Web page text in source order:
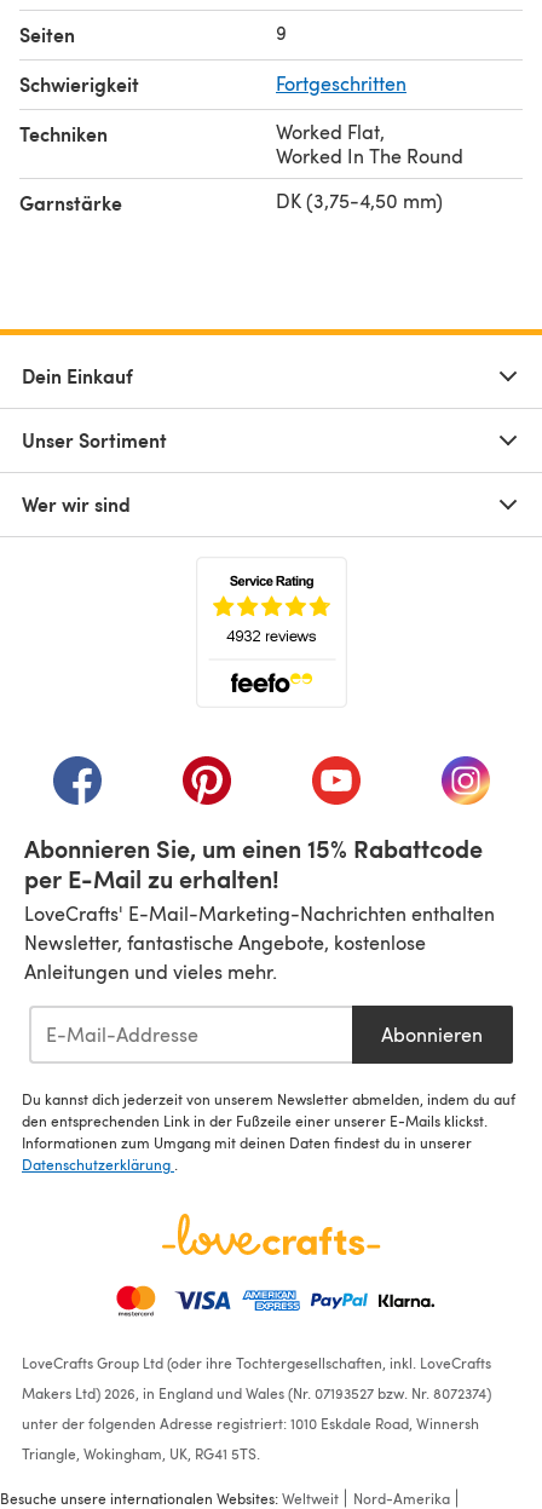
Seiten 9
Schwierigkeit Fortgeschritten
Techniken Worked Flat,
Worked In The Round
Garnstärke DK (3,75-4,50 mm)
Dein Einkauf
Unser Sortiment
Wer wir sind
(öffnet sich in einem neuen Tab)
(öffnet sich in einem neuen Tab)
(öffnet sich in einem
(öffnet
Abonnieren Sie, um einen 15% Rabattcode
per E-Mail zu erhalten!
LoveCrafts' E-Mail-Marketing-Nachrichten enthalten
Newsletter, fantastische Angebote, kostenlose
Anleitungen und vieles mehr.
Abonnieren
Du kannst dich jederzeit von unserem Newsletter abmelden, indem du auf
den entsprechenden Link in der Fußzeile einer unserer E-Mails klickst.
Informationen zum Umgang mit deinen Daten findest du in unserer
Datenschutzerklärung
LoveCrafts Group Ltd (oder ihre Tochtergesellschaften, inkl. LoveCrafts
Makers Ltd) 2026, in England und Wales (Nr. 07193527 bzw. Nr. 8072374)
unter der folgenden Adresse registriert: 1010 Eskdale Road, Winnersh
Triangle, Wokingham, UK, RG41 5TS.
Besuche unsere internationalen Websites:Weltweit Nord-Amerika